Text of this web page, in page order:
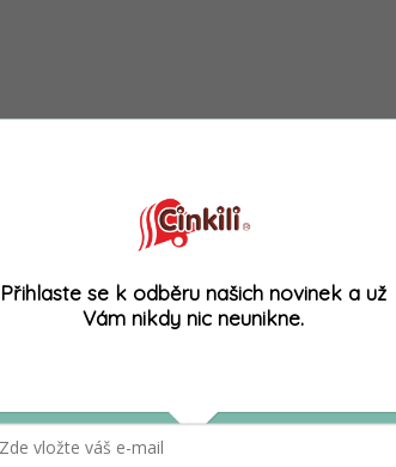
Přihlaste se k odběru našich novinek a už
Vám nikdy nic neunikne.